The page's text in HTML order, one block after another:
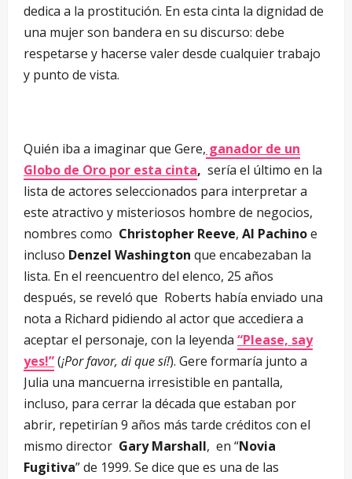
dedica a la prostitución. En esta cinta la dignidad de
una mujer son bandera en su discurso: debe
respetarse y hacerse valer desde cualquier trabajo
y punto de vista.
Quién iba a imaginar que Gere, ganador de un
Globo de Oro por esta cinta, sería el último en la
lista de actores seleccionados para interpretar a
este atractivo y misteriosos hombre de negocios,
nombres como Christopher Reeve, Al Pachinoe
incluso Denzel Washington que encabezaban la
lista. En el reencuentro del elenco, 25 años
después, se reveló que Roberts había enviado una
nota a Richard pidiendo al actor que accediera a
aceptar el personaje, con la leyenda “Please, say
yes!”(¡Por favor, di que sí!). Gere formaría junto a
Julia una mancuerna irresistible en pantalla,
incluso, para cerrar la década que estaban por
abrir, repetirían 9 años más tarde créditos con el
mismo director Gary Marshall, en “Novia
Fugitiva” de 1999. Se dice que es una de las